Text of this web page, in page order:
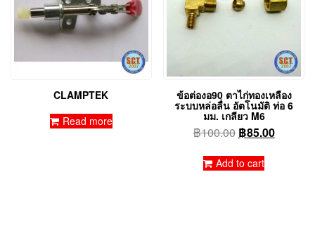
CLAMPTEK
Read more
ข้อต่องอ90 ตาไก่ทองเหลือง
ระบบหล่อลื่น อัตโนมัติ ท่อ 6
มม. เกลียว M6
฿100.00 Original
was:
฿85.00Current
Add to cart